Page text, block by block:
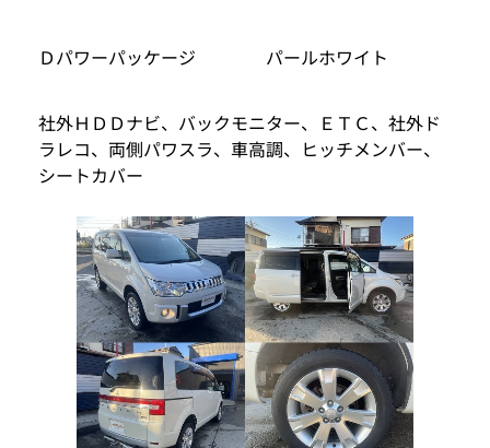
Ｄパワーパッケージ パールホワイト
社外ＨＤＤナビ、バックモニター、ＥＴＣ、社外ド
ラレコ、両側パワスラ、車高調、ヒッチメンバー、
シートカバー